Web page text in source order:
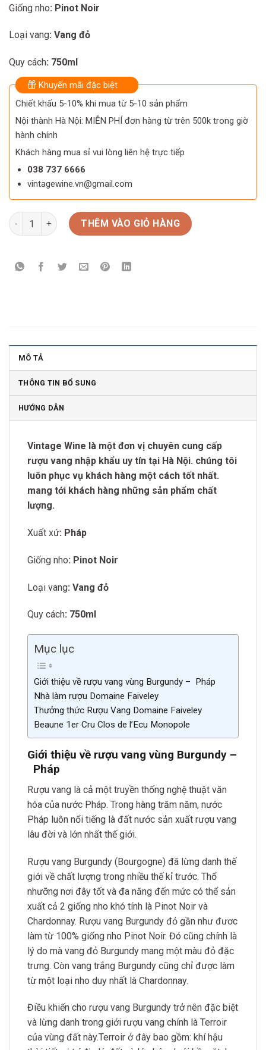
Giống nho: Pinot Noir
Loại vang: Vang đỏ
Quy cách: 750ml
Khuyến mãi đặc biệt
Chiết khấu 5-10% khi mua từ 5-10 sản phẩm
Nội thành Hà Nội: MIỄN PHÍ đơn hàng từ trên 500k trong giờ
hành chính
Khách hàng mua sỉ vui lòng liên hệ trực tiếp
038 737 6666
vintagewine.vn@gmail.com
Rượu Vang Domaine Faiveley Beaune 1er Cru Clos de l’Ecu
THÊM VÀO GIỎ HÀNG
MÔ TẢ
THÔNG TIN BỔ SUNG
HƯỚNG DẪN
Vintage Wine là một đơn vị chuyên cung cấp
rượu vang nhập khẩu uy tín tại Hà Nội. chúng tôi
luôn phục vụ khách hàng một cách tốt nhất.
mang tới khách hàng những sản phẩm chất
lượng.
Xuất xứ: Pháp
Giống nho: Pinot Noir
Loại vang: Vang đỏ
Quy cách: 750ml
Mục lục
Giới thiệu về rượu vang vùng Burgundy – Pháp
Nhà làm rượu Domaine Faiveley
Thưởng thức Rượu Vang Domaine Faiveley
Beaune 1er Cru Clos de l’Ecu Monopole
Giới thiệu về rượu vang vùng Burgundy –
Pháp
Rượu vang là cả một truyền thống nghệ thuật văn
hóa của nước Pháp. Trong hàng trăm năm, nước
Pháp luôn nổi tiếng là đất nước sản xuất rượu vang
lâu đời và lớn nhất thế giới.
Rượu vang Burgundy (Bourgogne) đã lừng danh thế
giới về chất lượng trong nhiều thế kỉ trước. Thổ
nhưỡng nơi đây tốt và đa năng đến mức có thể sản
xuất cả 2 giống nho khó tính là Pinot Noir và
Chardonnay. Rượu vang Burgundy đỏ gần như đươc
làm từ 100% giống nho Pinot Noir. Đó cũng chính là
lý do mà vang đỏ Burgundy mang một màu đỏ đặc
trưng. Còn vang trắng Burgundy cũng chỉ được làm
từ một loại nho duy nhất là Chardonnay.
Điều khiến cho rượu vang Burgundy trở nên đặc biệt
và lừng danh trong giới rượu vang chính là Terroir
của vùng đất này.Terroir ở đây bao gồm: khí hậu